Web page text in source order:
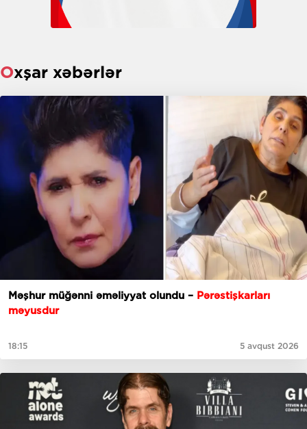
Oxşar xəbərlər
Məşhur müğənni əməliyyat olundu – Pərəstişkarları
məyusdur
18:15 5 avqust 2026